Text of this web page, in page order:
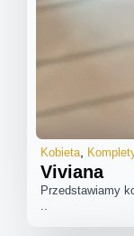
Kobieta
Viviana
Przedstawiamy
..